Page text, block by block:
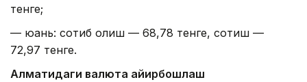
тенге;
— юань: сотиб олиш — 68,78 тенге, сотиш —
72,97 тенге.
Алматидаги валюта айирбошлаш